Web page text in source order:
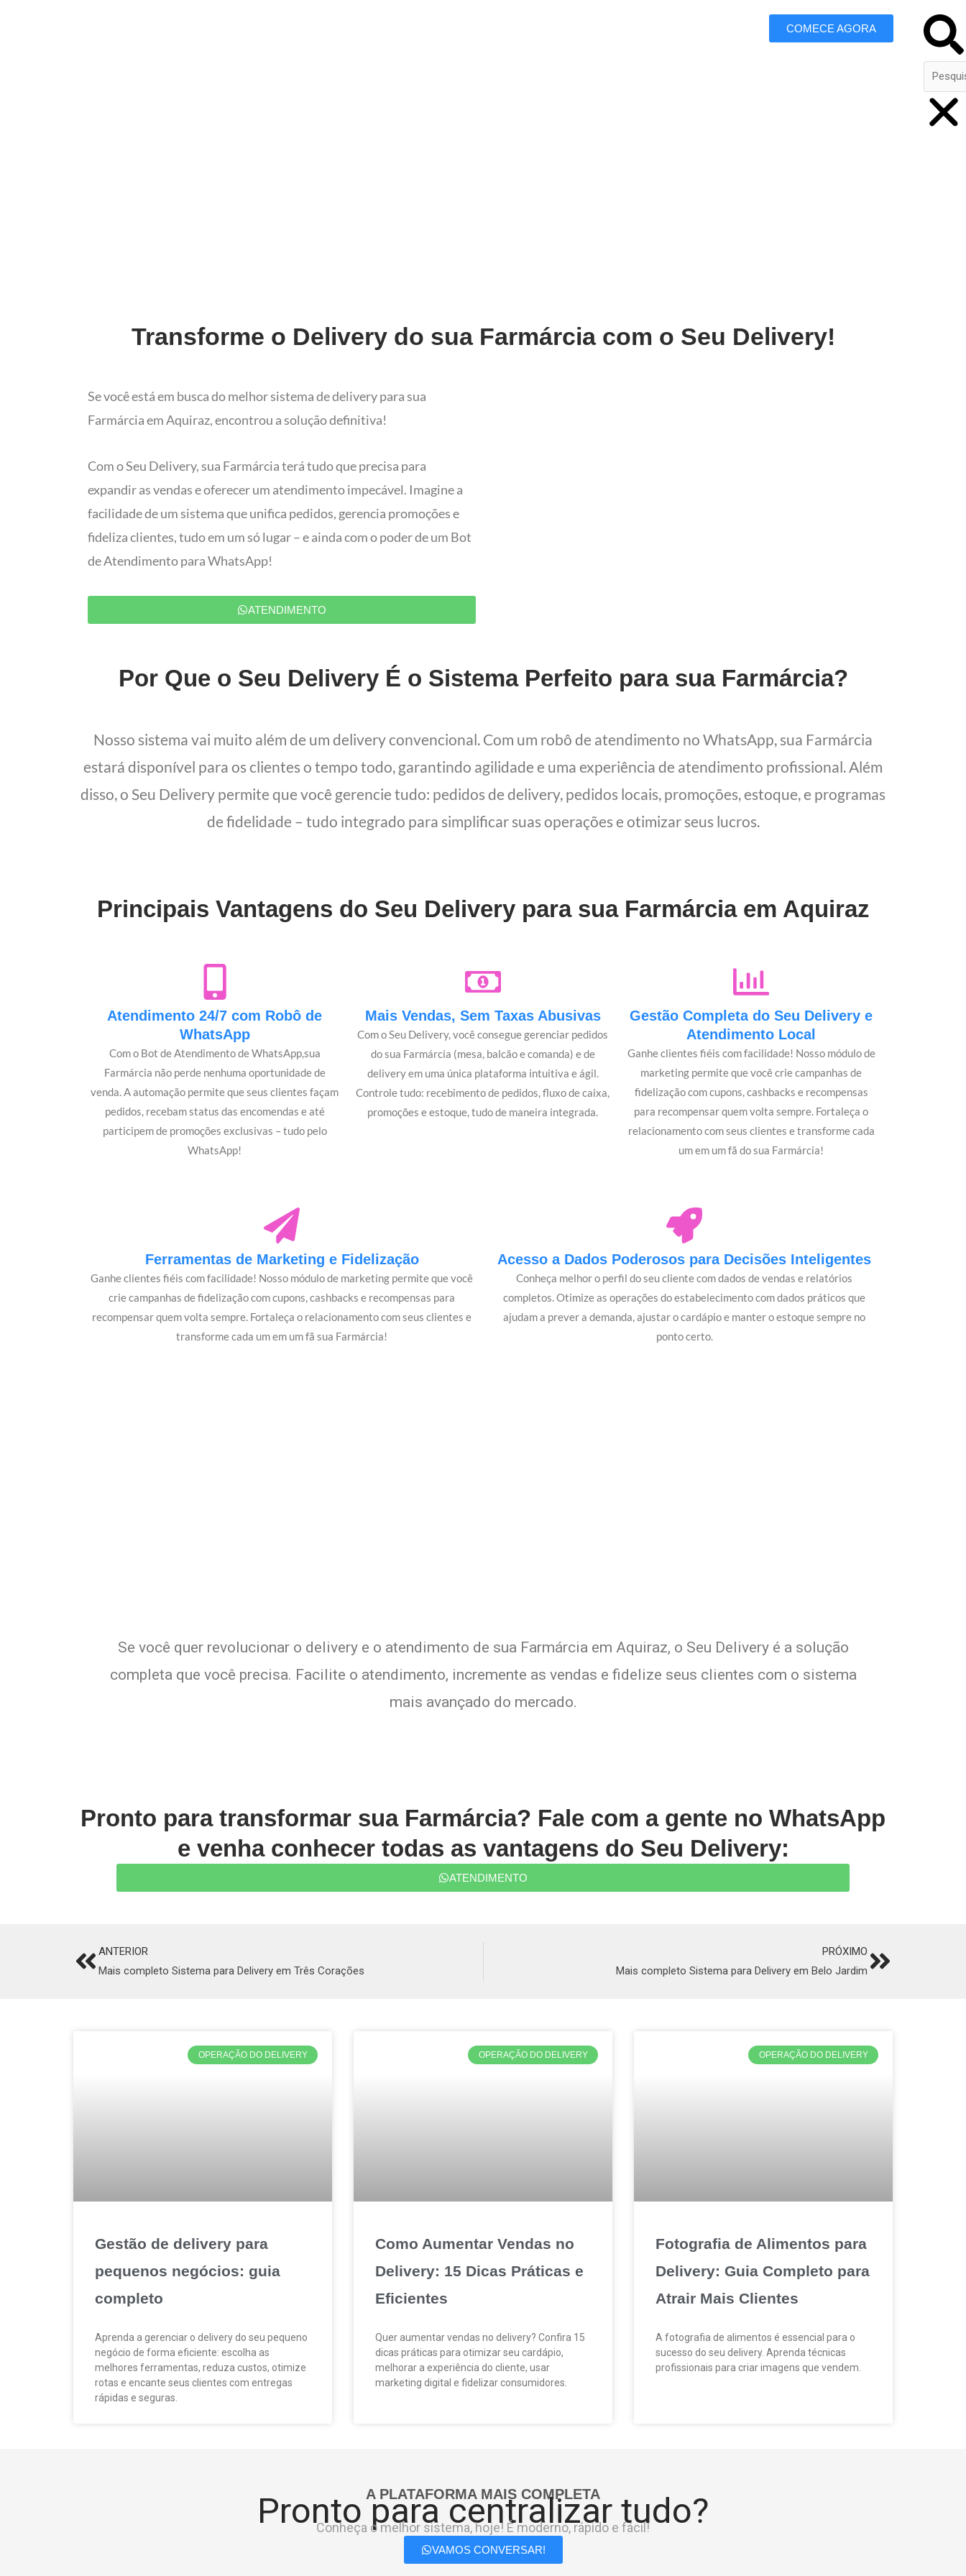
COMECE AGORA Search
Transforme o Delivery do sua Farmárcia com o Seu Delivery!
Se você está em busca do melhor sistema de delivery para sua
Farmárcia em Aquiraz, encontrou a solução definitiva!
Com o Seu Delivery, sua Farmárcia terá tudo que precisa para
expandir as vendas e oferecer um atendimento impecável. Imagine a
facilidade de um sistema que unifica pedidos, gerencia promoções e
fideliza clientes, tudo em um só lugar – e ainda com o poder de um Bot
de Atendimento para WhatsApp!
ATENDIMENTO
Por Que o Seu Delivery É o Sistema Perfeito para sua Farmárcia?
Nosso sistema vai muito além de um delivery convencional. Com um robô de atendimento no WhatsApp, sua Farmárcia
estará disponível para os clientes o tempo todo, garantindo agilidade e uma experiência de atendimento profissional. Além
disso, o Seu Delivery permite que você gerencie tudo: pedidos de delivery, pedidos locais, promoções, estoque, e programas
de fidelidade – tudo integrado para simplificar suas operações e otimizar seus lucros.
Principais Vantagens do Seu Delivery para sua Farmárcia em Aquiraz
Atendimento 24/7 com Robô de
WhatsApp
Com o Bot de Atendimento de WhatsApp,sua
Farmárcia não perde nenhuma oportunidade de
venda. A automação permite que seus clientes façam
pedidos, recebam status das encomendas e até
participem de promoções exclusivas – tudo pelo
WhatsApp!
Mais Vendas, Sem Taxas Abusivas
Com o Seu Delivery, você consegue gerenciar pedidos
do sua Farmárcia (mesa, balcão e comanda) e de
delivery em uma única plataforma intuitiva e ágil.
Controle tudo: recebimento de pedidos, fluxo de caixa,
promoções e estoque, tudo de maneira integrada.
Gestão Completa do Seu Delivery e
Atendimento Local
Ganhe clientes fiéis com facilidade! Nosso módulo de
marketing permite que você crie campanhas de
fidelização com cupons, cashbacks e recompensas
para recompensar quem volta sempre. Fortaleça o
relacionamento com seus clientes e transforme cada
um em um fã do sua Farmárcia!
Ferramentas de Marketing e Fidelização
Ganhe clientes fiéis com facilidade! Nosso módulo de marketing permite que você
crie campanhas de fidelização com cupons, cashbacks e recompensas para
recompensar quem volta sempre. Fortaleça o relacionamento com seus clientes e
transforme cada um em um fã sua Farmárcia!
Acesso a Dados Poderosos para Decisões Inteligentes
Conheça melhor o perfil do seu cliente com dados de vendas e relatórios
completos. Otimize as operações do estabelecimento com dados práticos que
ajudam a prever a demanda, ajustar o cardápio e manter o estoque sempre no
ponto certo.
Se você quer revolucionar o delivery e o atendimento de sua Farmárcia em Aquiraz, o Seu Delivery é a solução
completa que você precisa. Facilite o atendimento, incremente as vendas e fidelize seus clientes com o sistema
mais avançado do mercado.
Pronto para transformar sua Farmárcia? Fale com a gente no WhatsApp
e venha conhecer todas as vantagens do Seu Delivery:
ATENDIMENTO
PrevANTERIOR
Mais completo Sistema para Delivery em Três Corações
PRÓXIMO
Mais completo Sistema para Delivery em Belo Jardim Next
OPERAÇÃO DO DELIVERY
Gestão de delivery para
pequenos negócios: guia
completo
Aprenda a gerenciar o delivery do seu pequeno
negócio de forma eficiente: escolha as
melhores ferramentas, reduza custos, otimize
rotas e encante seus clientes com entregas
rápidas e seguras.
OPERAÇÃO DO DELIVERY
Como Aumentar Vendas no
Delivery: 15 Dicas Práticas e
Eficientes
Quer aumentar vendas no delivery? Confira 15
dicas práticas para otimizar seu cardápio,
melhorar a experiência do cliente, usar
marketing digital e fidelizar consumidores.
OPERAÇÃO DO DELIVERY
Fotografia de Alimentos para
Delivery: Guia Completo para
Atrair Mais Clientes
A fotografia de alimentos é essencial para o
sucesso do seu delivery. Aprenda técnicas
profissionais para criar imagens que vendem.
A PLATAFORMA MAIS COMPLETA
Pronto para centralizar tudo?
Conheça o melhor sistema, hoje! É moderno, rápido e fácil!
VAMOS CONVERSAR!